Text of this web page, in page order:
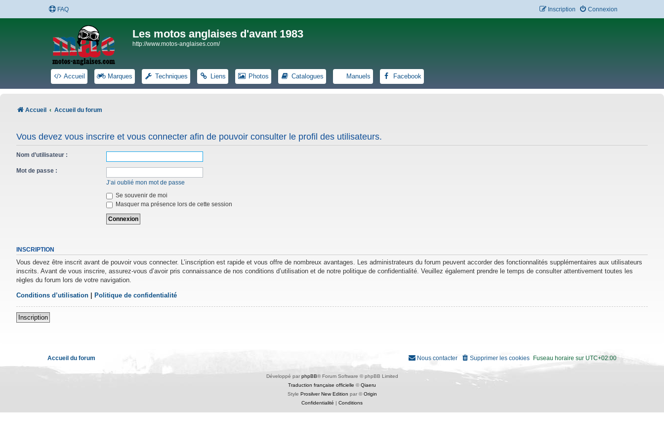
FAQ Connexion
Inscription
Les motos anglaises d'avant 1983
http://www.motos-anglaises.com/
Accueil Marques Techniques Liens Photos Catalogues Manuels Facebook
Accueil Accueil du forum
Vous devez vous inscrire et vous connecter afin de pouvoir consulter le profil des utilisateurs.
Nom d’utilisateur :
Mot de passe :
J’ai oublié mon mot de passe
Se souvenir de moi
Masquer ma présence lors de cette session
INSCRIPTION
Vous devez être inscrit avant de pouvoir vous connecter. L’inscription est rapide et vous offre de nombreux avantages. Les administrateurs du forum peuvent accorder des fonctionnalités supplémentaires aux utilisateurs
inscrits. Avant de vous inscrire, assurez-vous d’avoir pris connaissance de nos conditions d’utilisation et de notre politique de confidentialité. Veuillez également prendre le temps de consulter attentivement toutes les
règles du forum lors de votre navigation.
Conditions d’utilisation Politique de confidentialité
Inscription
Accueil du forum Fuseau horaire sur UTC+02:00
Supprimer les cookies
Nous contacter
Développé par phpBB® Forum Software © phpBB Limited
Traduction française officielle ©Qiaeru
Style Prosilver New Edition par ©Origin
Confidentialité
Conditions